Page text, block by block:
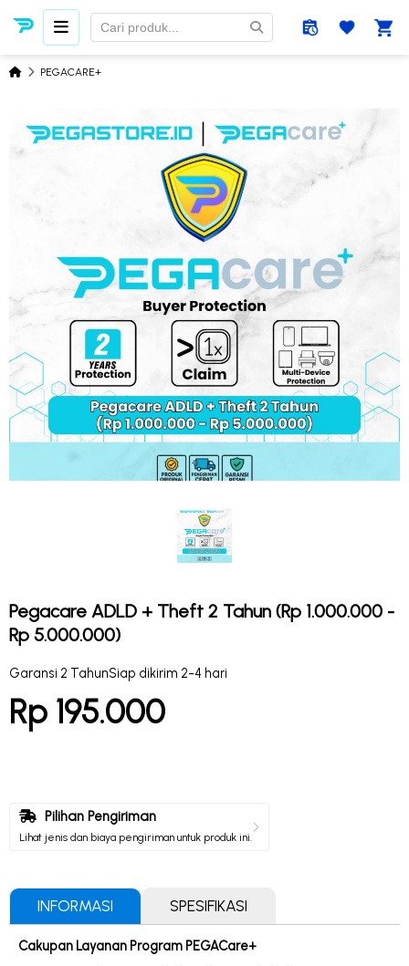
PEGACARE+
Pegacare ADLD + Theft 2 Tahun (Rp 1.000.000 -
Rp 5.000.000)
Garansi 2 TahunSiap dikirim 2-4 hari
Rp 195.000
Pilihan Pengiriman
Lihat jenis dan biaya pengiriman untuk produk ini.
INFORMASI SPESIFIKASI
Cakupan Layanan Program PEGACare+